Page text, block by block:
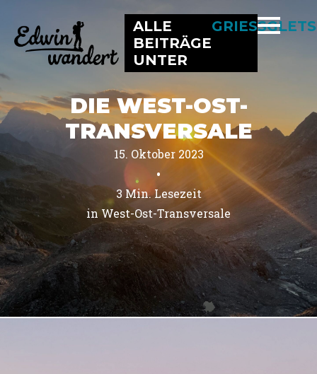
ALLE
BEITRÄGE
UNTER
DIE WEST-OST-
TRANSVERSALE
15. Oktober 2023
•
3 Min. Lesezeit
in West-Ost-Transversale